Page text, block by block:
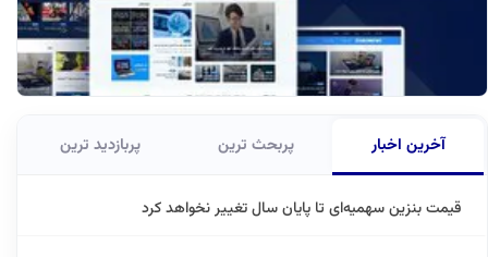
آخرین اخبار پربحث ترین پربازدید ترین
قیمت بنزین سهمیه‌ای تا پایان سال تغییر نخواهد کرد